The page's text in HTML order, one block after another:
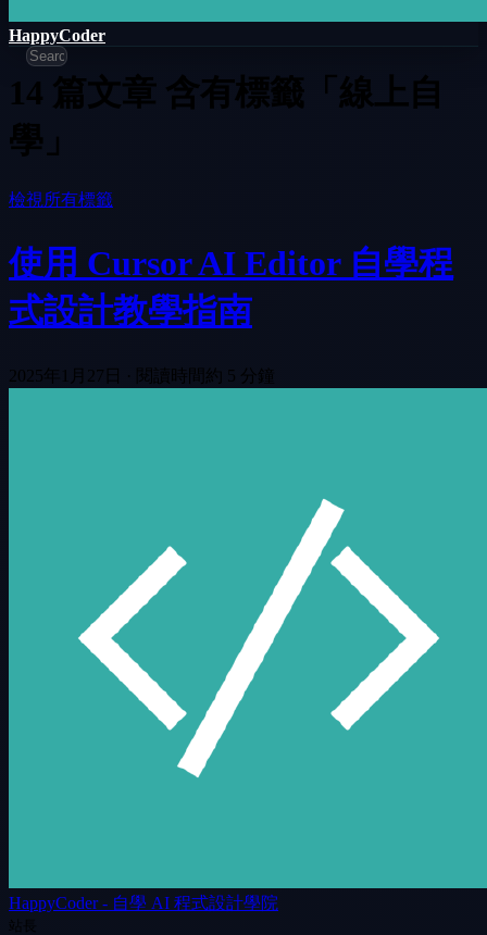
HappyCoder
14 篇文章 含有標籤「線上自
學」
檢視所有標籤
使用 Cursor AI Editor 自學程
式設計教學指南
2025年1月27日 · 閱讀時間約 5 分鐘
HappyCoder - 自學 AI 程式設計學院
站長